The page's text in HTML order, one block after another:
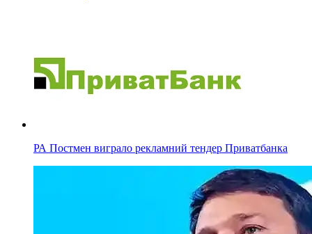
РА Постмен виграло рекламний тендер Приватбанка